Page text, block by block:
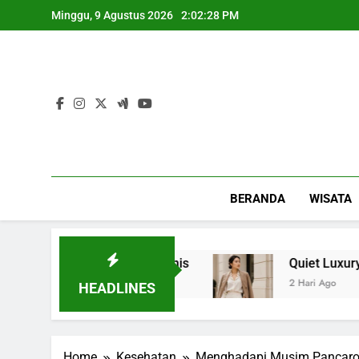
to
Minggu, 9 Agustus 2026 2:02:29 PM
BERANDA WISATA
HEADLINES
Quiet Luxury, Gaya Hidup
2 Hari Ago